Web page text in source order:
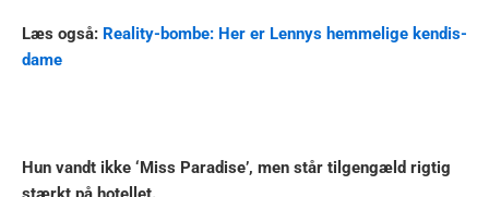
Læs også: Reality-bombe: Her er Lennys hemmelige kendis-
dame
Hun vandt ikke ‘Miss Paradise’, men står tilgengæld rigtig